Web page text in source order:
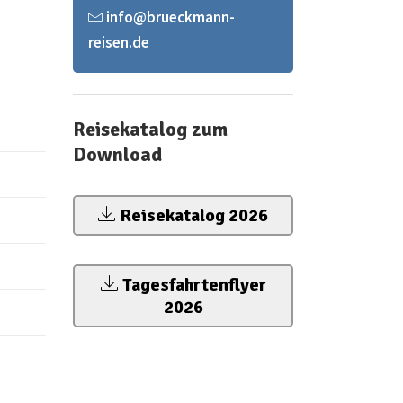
info@brueckmann-
reisen.de
Reisekatalog zum
Download
Reisekatalog 2026
Tagesfahrtenflyer
2026